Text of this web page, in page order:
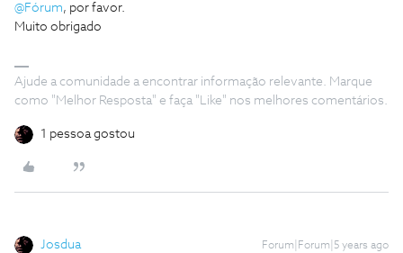
@Fórum, por favor.
Muito obrigado
Ajude a comunidade a encontrar informação relevante. Marque
como "Melhor Resposta" e faça "Like" nos melhores comentários.
1 pessoa gostou
Josdua Forum|Forum|5 years ago